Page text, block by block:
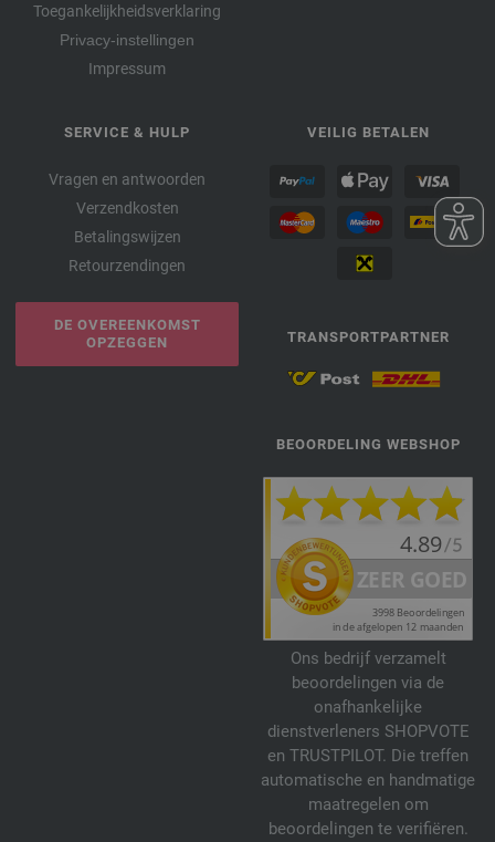
Toegankelijkheidsverklaring
Privacy-instellingen
Impressum
SERVICE & HULP
Vragen en antwoorden
Verzendkosten
Betalingswijzen
Retourzendingen
DE OVEREENKOMST
OPZEGGEN
VEILIG BETALEN
TRANSPORTPARTNER
BEOORDELING WEBSHOP
Ons bedrijf verzamelt
beoordelingen via de
onafhankelijke
dienstverleners SHOPVOTE
en TRUSTPILOT. Die treffen
automatische en handmatige
maatregelen om
beoordelingen te verifiëren.